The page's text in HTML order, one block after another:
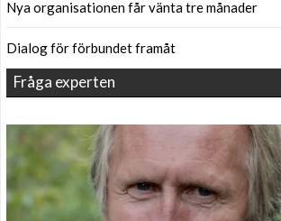
Nya organisationen får vänta tre månader
Dialog för förbundet framåt
Fråga experten